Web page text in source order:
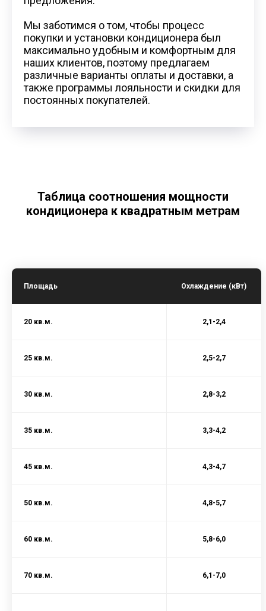
Мы заботимся о том, чтобы процесс
покупки и установки кондиционера был
максимально удобным и комфортным для
наших клиентов, поэтому предлагаем
различные варианты оплаты и доставки, а
также программы лояльности и скидки для
постоянных покупателей.
Таблица соотношения мощности
кондиционера к квадратным метрам
Площадь Охлаждение (кВт)
20 кв.м. 2,1-2,4
25 кв.м. 2,5-2,7
30 кв.м. 2,8-3,2
35 кв.м. 3,3-4,2
45 кв.м. 4,3-4,7
50 кв.м. 4,8-5,7
60 кв.м. 5,8-6,0
70 кв.м. 6,1-7,0